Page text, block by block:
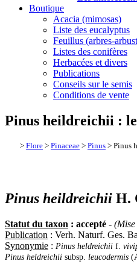
Boutique
Acacia (mimosas)
Liste des eucalyptus
Feuillus (arbres-
Listes des conifères
Herbacées et divers
Publications
Conseils sur le semis
Conditions de vente
Pinus heildreichii :
> Flore > Pinaceae > Pinus > Pinus
Pinus heildreichii H.
Statut du taxon : accepté -
Publication : Verh. Naturf. Ges.
Synonymie : Pinus heldreichii f.
Pinus heldreichii subsp. leucodermis